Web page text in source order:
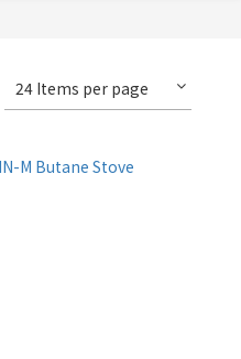
24 Items per page